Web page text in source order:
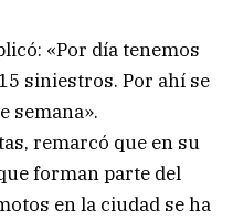
«Por día tenemos
siniestros. Por ahí se
semana».
remarcó que en su
forman parte del
en la ciudad se ha